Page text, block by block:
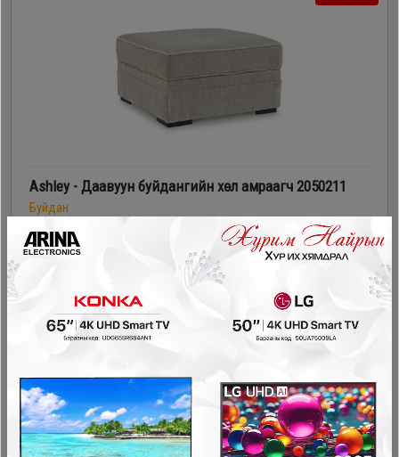
Ashley - Даавуун буйдангийн хөл амраагч 2050211
Буйдан
908,600₮
- 415,140₮